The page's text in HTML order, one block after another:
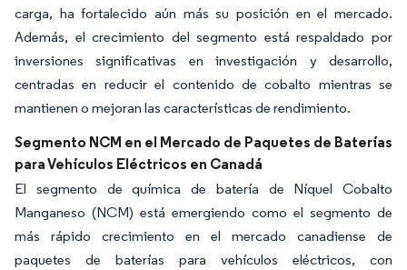
carga, ha fortalecido aún más su posición en el mercado.
Además, el crecimiento del segmento está respaldado por
inversiones significativas en investigación y desarrollo,
centradas en reducir el contenido de cobalto mientras se
mantienen o mejoran las características de rendimiento.
Segmento NCM en el Mercado de Paquetes de Baterías
para Vehículos Eléctricos en Canadá
El segmento de química de batería de Níquel Cobalto
Manganeso (NCM) está emergiendo como el segmento de
más rápido crecimiento en el mercado canadiense de
paquetes de baterías para vehículos eléctricos, con